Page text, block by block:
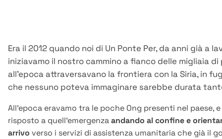
Era il 2012 quando noi di Un Ponte Per, da anni già a
iniziavamo il nostro cammino a fianco delle migliaia di
all’epoca attraversavano la frontiera con la Siria, in
che nessuno poteva immaginare sarebbe durata
All’epoca eravamo tra le poche Ong presenti nel paese,
risposto a quell’emergenzaandando al confine e
arrivo verso i servizi di assistenza umanitaria che già il